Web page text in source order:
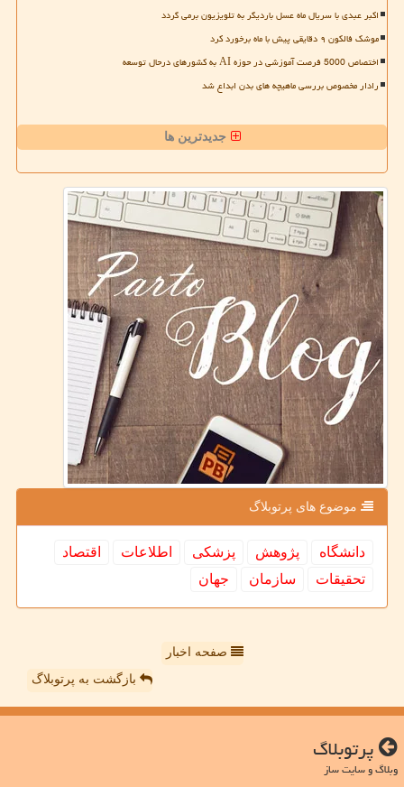
اکبر عبدی با سریال ماه عسل باردیگر به تلویزیون برمی گردد
موشک فالکون ۹ دقایقی پیش با ماه برخورد کرد
اختصاص 5000 فرصت آموزشی در حوزه AI به کشورهای درحال توسعه
رادار مخصوص بررسی ماهیچه های بدن ابداع شد
جدیدترین ها
موضوع های پرتوبلاگ
دانشگاه پژوهش پزشكی اطلاعات
اقتصاد
تحقیقات
سازمان جهان
صفحه اخبار
بازگشت به پرتوبلاگ
پرتوبلاگ
وبلاگ و سایت ساز